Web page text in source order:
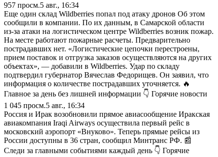
957 просм.5 авг., 16:34
Еще один склад Wildberries попал под атаку дронов Об этом
сообщили в компании. По их данным, в Самарской области
из-за атаки на логистическом центре Wildberries возник пожар.
На месте работают пожарные расчеты. Предварительно
пострадавших нет. «Логистические цепочки перестроены,
прием поставок и отгрузка заказов осуществляются на других
объектах», — добавили в Wildberries. Удар по складу
подтвердил губернатор Вячеслав Федорищев. Он заявил, что
информация о количестве пострадавших уточняется. 🔥
Главное за день без лишней информации 👇 Горячие новости
1 045 просм.5 авг., 16:34
Россия и Ирак возобновили прямое авиасообщение Иракская
авиакомпания Iraqi Airways осуществила первый рейс в
московский аэропорт «Внуково». Теперь прямые рейсы из
России доступны в 36 стран, сообщил Минтранс РФ. 📰
Следи за главными событиями каждый день 👇 Горячие